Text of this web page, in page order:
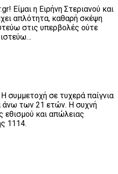
Είμαι η Ειρήνη Στεριανού και
απλότητα, καθαρή σκέψη
στις υπερβολές ούτε
συμμετοχή σε τυχερά παίγνια
άνω των 21 ετών. Η συχνή
εθισμού και απώλειας
1114.